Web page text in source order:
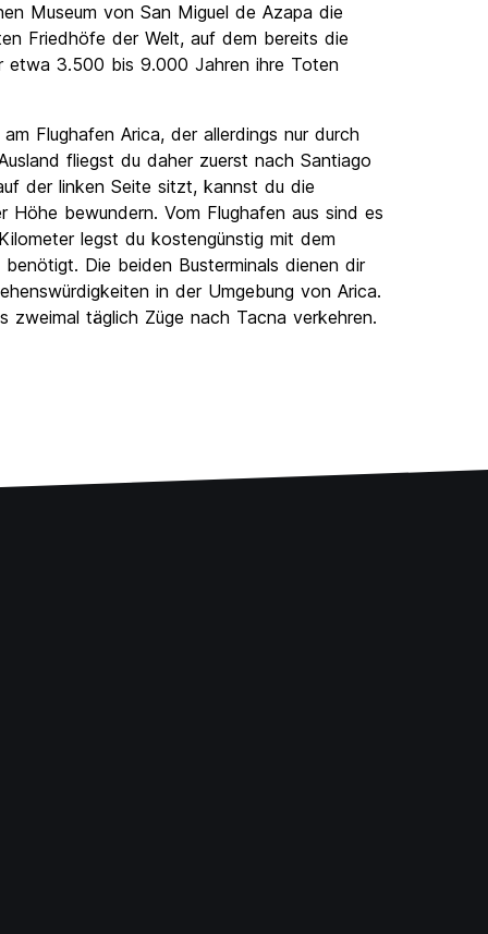
Museum von San Miguel de Azapa die
Friedhöfe der Welt, auf dem bereits die
etwa 3.500 bis 9.000 Jahren ihre Toten
Flughafen Arica, der allerdings nur durch
fliegst du daher zuerst nach Santiago
der linken Seite sitzt, kannst du die
Höhe bewundern. Vom Flughafen aus sind es
legst du kostengünstig mit dem
Die beiden Busterminals dienen dir
in der Umgebung von Arica.
zweimal täglich Züge nach Tacna verkehren.